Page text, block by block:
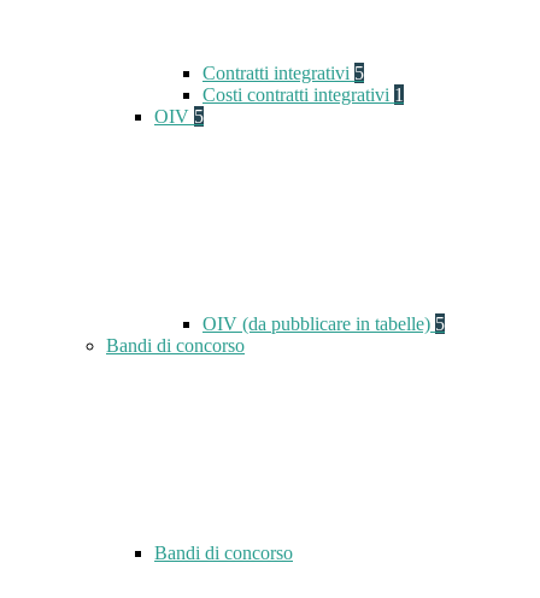
Contratti integrativi 5
Costi contratti integrativi 1
OIV 5
OIV (da pubblicare in tabelle) 5
Bandi di concorso
Bandi di concorso